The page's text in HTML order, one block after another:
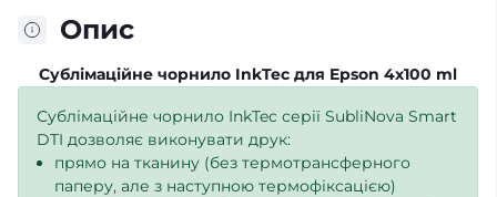
Опис
Сублімаційне чорнило InkTec для Epson 4x100 ml
Сублімаційне чорнило InkTec серії SubliNova Smart
DTI дозволяє виконувати друк:
прямо на тканину (без термотрансферного
паперу, але з наступною термофіксацією)